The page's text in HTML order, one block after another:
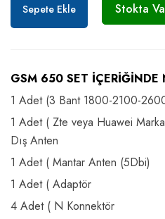
Sepete Ekle Stokta
GSM 650 SET İÇERİĞİNDE
1 Adet (3 Bant 1800-2100-
1 Adet ( Zte veya Huawei
Dış Anten
1 Adet ( Mantar Anten (5Dbi)
1 Adet ( Adaptör
4 Adet ( N Konnektör